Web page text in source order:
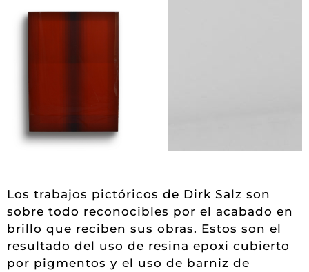
Los trabajos pictóricos de Dirk Salz son
sobre todo reconocibles por el acabado en
brillo que reciben sus obras. Estos son el
resultado del uso de resina epoxi cubierto
por pigmentos y el uso de barniz de